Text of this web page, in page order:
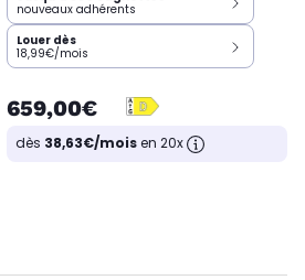
nouveaux adhérents
Louer dès
18,99€/mois
659,00€
dès 38,63€/moisen 20x